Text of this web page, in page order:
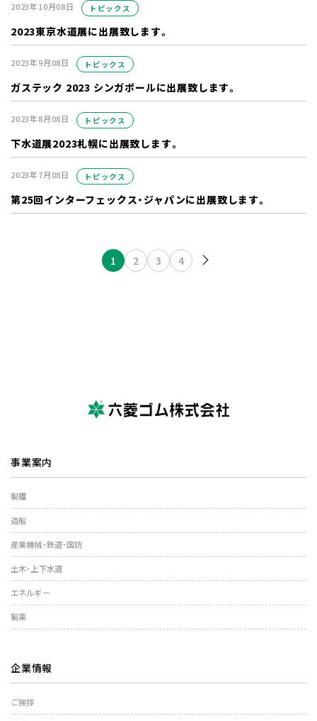
2023年10月08日
2023東京水道展に出展致します。
トピックス
2023年9月08日
ガステック 2023 シンガポールに出展致します。
トピックス
2023年8月08日
下水道展2023札幌に出展致します。
トピックス
2023年7月08日
第25回インターフェックス・ジャパンに出展致します。
トピックス
1 2 3 4
事業案内
製鐵
造船
産業機械・鉄道・国防
土木・上下水道
エネルギー
製薬
企業情報
ご挨拶